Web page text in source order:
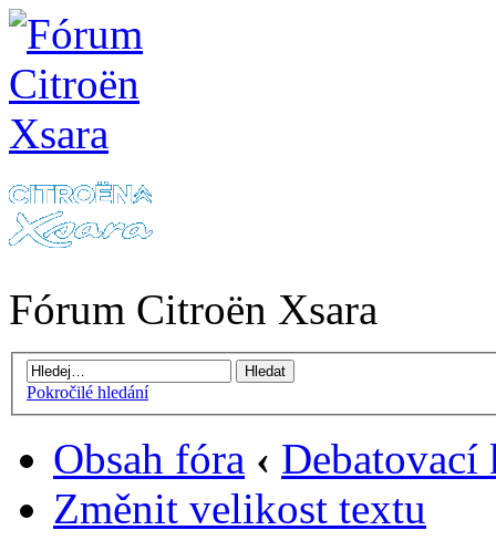
Fórum Citroën Xsara
Pokročilé hledání
Obsah fóra ‹ Debatovací
Změnit velikost textu